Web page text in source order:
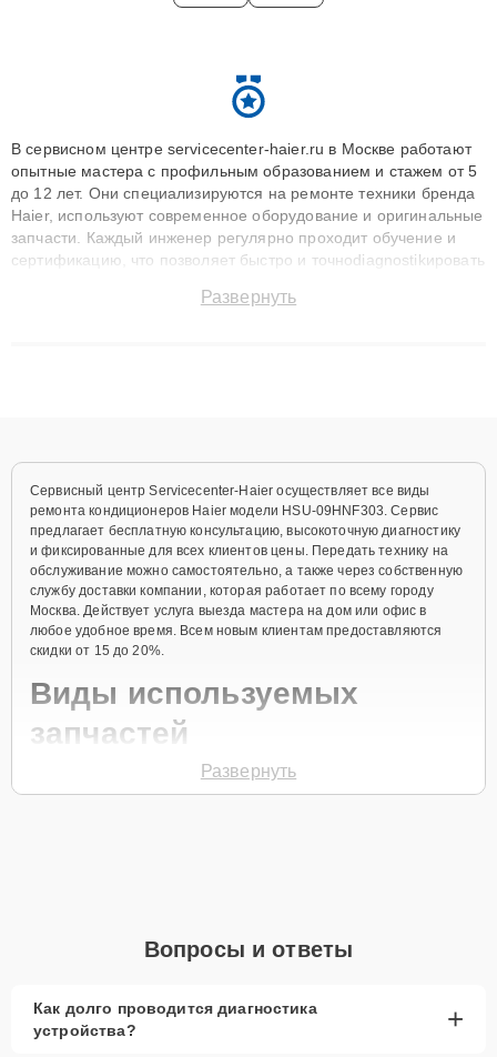
В сервисном центре servicecenter-haier.ru в Москве работают
опытные мастера с профильным образованием и стажем от 5
до 12 лет. Они специализируются на ремонте техники бренда
Haier, используют современное оборудование и оригинальные
запчасти. Каждый инженер регулярно проходит обучение и
сертификацию, что позволяет быстро и точноdiagnostikировать
до 3 лет. Наши мастера решают сложные случаи: от замены
Развернуть
Сервисный центр Servicecenter-Haier осуществляет все виды
ремонта кондиционеров Haier модели HSU-09HNF303. Сервис
предлагает бесплатную консультацию, высокоточную диагностику
и фиксированные для всех клиентов цены. Передать технику на
обслуживание можно самостоятельно, а также через собственную
службу доставки компании, которая работает по всему городу
Москва. Действует услуга выезда мастера на дом или офис в
любое удобное время. Всем новым клиентам предоставляются
скидки от 15 до 20%.
Виды используемых
запчастей
Для ремонта кондиционера модели HSU-09HNF303 предлагаются
активное использование устройства дольше
При наличии планов в скором времени заменить
Развернуть
Вопросы и ответы
Как долго проводится диагностика
устройства?
+